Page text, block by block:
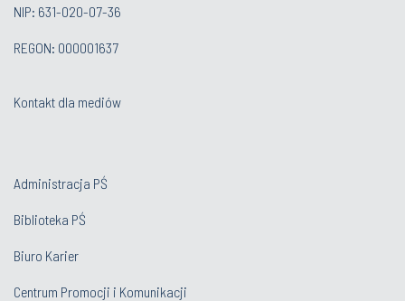
NIP: 631-020-07-36
REGON: 000001637
Kontakt dla mediów
Administracja PŚ
Biblioteka PŚ
Biuro Karier
Centrum Promocji i Komunikacji